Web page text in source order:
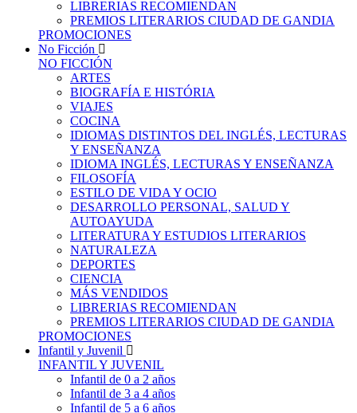
LIBRERIAS RECOMIENDAN
PREMIOS LITERARIOS CIUDAD DE GANDIA
PROMOCIONES
No Ficción
NO FICCIÓN
ARTES
BIOGRAFÍA E HISTÓRIA
VIAJES
COCINA
IDIOMAS DISTINTOS DEL INGLÉS, LECTURAS
Y ENSEÑANZA
IDIOMA INGLÉS, LECTURAS Y ENSEÑANZA
FILOSOFÍA
ESTILO DE VIDA Y OCIO
DESARROLLO PERSONAL, SALUD Y
AUTOAYUDA
LITERATURA Y ESTUDIOS LITERARIOS
NATURALEZA
DEPORTES
CIENCIA
MÁS VENDIDOS
LIBRERIAS RECOMIENDAN
PREMIOS LITERARIOS CIUDAD DE GANDIA
PROMOCIONES
Infantil y Juvenil
INFANTIL Y JUVENIL
Infantil de 0 a 2 años
Infantil de 3 a 4 años
Infantil de 5 a 6 años